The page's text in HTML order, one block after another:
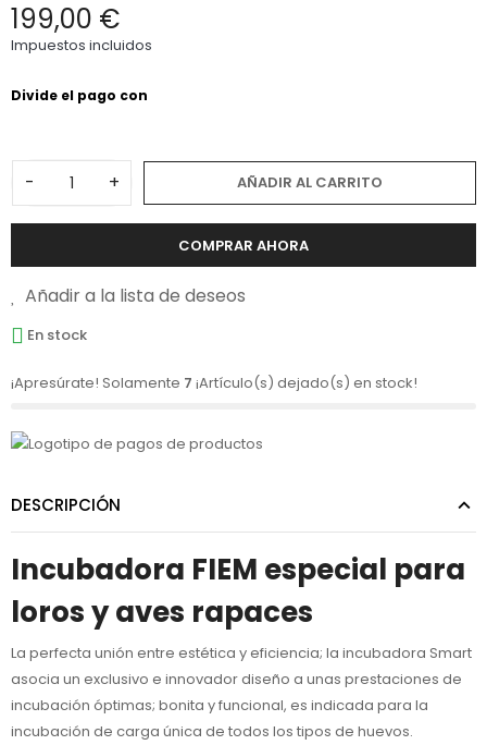
199,00 €
Impuestos incluidos
- + AÑADIR AL CARRITO
COMPRAR AHORA
Añadir a la lista de deseos
En stock
¡Apresúrate! Solamente 7 ¡Artículo(s) dejado(s) en stock!
DESCRIPCIÓN
Incubadora FIEM especial para
loros y aves rapaces
La perfecta unión entre estética y eficiencia; la incubadora Smart
asocia un exclusivo e innovador diseño a unas prestaciones de
incubación óptimas; bonita y funcional, es indicada para la
incubación de carga única de todos los tipos de huevos.